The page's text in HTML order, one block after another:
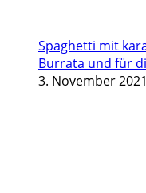
Spaghetti mit
Burrata und für
3. November 2021